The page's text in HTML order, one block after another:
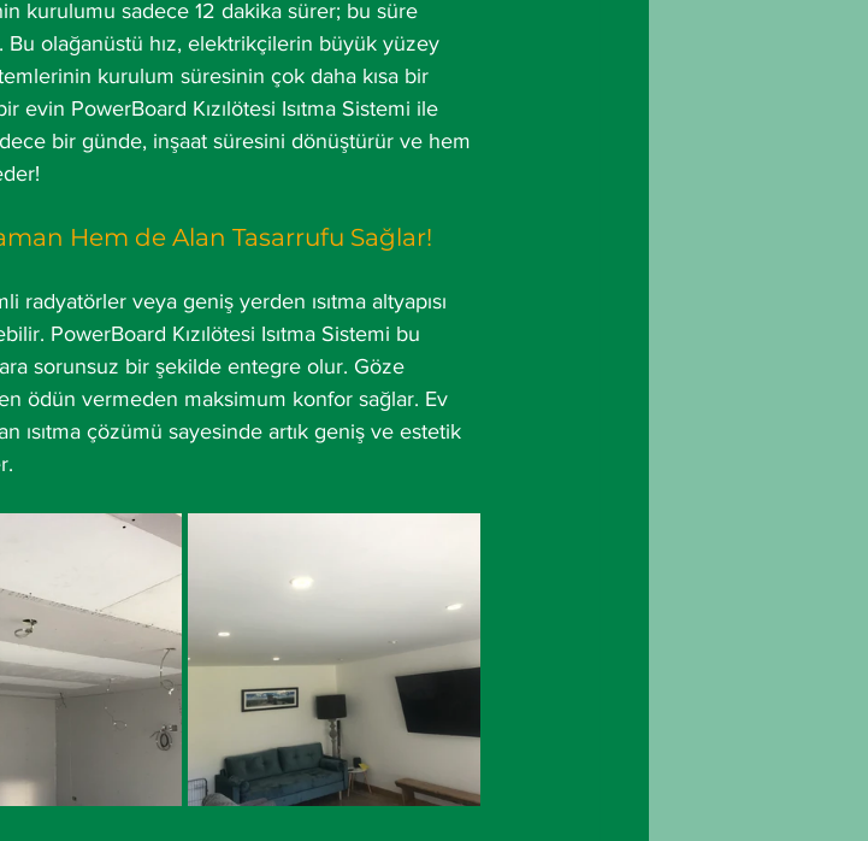
kurulumu sadece 12 dakika sürer; bu süre
Bu olağanüstü hız, elektrikçilerin büyük yüzey
kurulum süresinin çok daha kısa bir
evin PowerBoard Kızılötesi Isıtma Sistemi ile
bir günde, inşaat süresini dönüştürür ve hem
Hem de Alan Tasarrufu Sağlar!
radyatörler veya geniş yerden ısıtma altyapısı
PowerBoard Kızılötesi Isıtma Sistemi bu
sorunsuz bir şekilde entegre olur. Göze
ödün vermeden maksimum konfor sağlar. Ev
ısıtma çözümü sayesinde artık geniş ve estetik